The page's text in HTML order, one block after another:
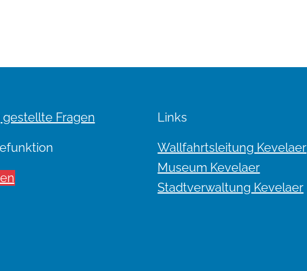
gestellte Fragen Links
Wallfahrtsleitung Kevelaer
Museum Kevelaer
Stadtverwaltung Kevelaer